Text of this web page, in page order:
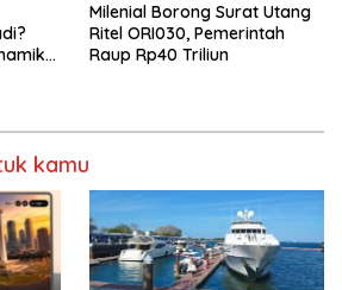
Milenial Borong Surat Utang
Ritel ORI030, Pemerintah
Raup Rp40 Triliun
kamu